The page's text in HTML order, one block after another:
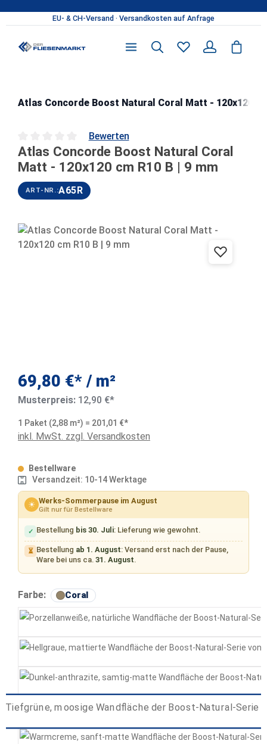
Zum Hauptinhalt springen
Atlas Concorde Boost Natural Coral Matt - 120x120
Durchschnittliche Bewertung von 0 von 5 Sternen
Bewerten
Atlas Concorde Boost Natural Coral
Matt - 120x120 cm R10 B | 9 mm
ART-NR.:A65R
Bildergalerie überspringen
69,80 €* / m²
Musterpreis: 12,90 €*
1 Paket (2,88 m²) = 201,01 €*
inkl. MwSt. zzgl. Versandkosten
Bestellware
Versandzeit: 10-14 Werktage
☀ Werks-Sommerpause im August
Gilt nur für Bestellware
✓ Bestellung bis 30. Juli: Lieferung wie gewohnt.
⏳ Bestellung ab 1. August: Versand erst nach der Pause,
Ware bei uns ca.31. August.
Farbe: Coral auswählen